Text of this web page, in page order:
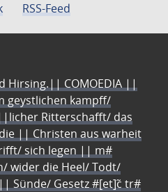
RSS-Feed
Hirsing.|| COMOEDIA ||
geystlichen kampff/
Ritterschafft/ das
|| Christen aus warheit
sich legen || m#
wider die Heel/ Todt/
Sünde/ Gesetz #[et]c̃ tr#